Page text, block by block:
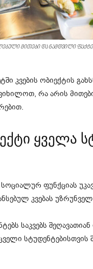
მითები და ნამდვილი
კვების ობიექტის
რა არის
ყველა
ფუნქციას
კვებას
საკვებს
სტუდენტებისთვის